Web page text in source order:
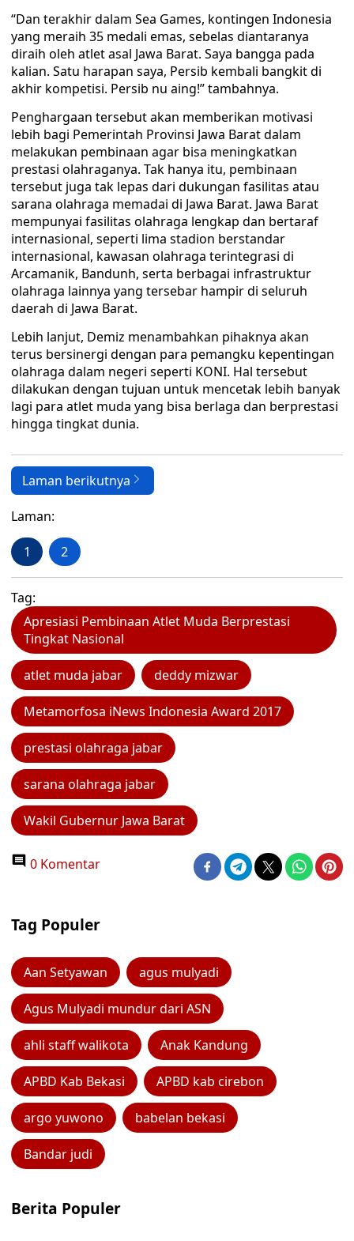
“Dan terakhir dalam Sea Games, kontingen Indonesia
yang meraih 35 medali emas, sebelas diantaranya
diraih oleh atlet asal Jawa Barat. Saya bangga pada
kalian. Satu harapan saya, Persib kembali bangkit di
akhir kompetisi. Persib nu aing!” tambahnya.
Penghargaan tersebut akan memberikan motivasi
lebih bagi Pemerintah Provinsi Jawa Barat dalam
melakukan pembinaan agar bisa meningkatkan
prestasi olahraganya. Tak hanya itu, pembinaan
tersebut juga tak lepas dari dukungan fasilitas atau
sarana olahraga memadai di Jawa Barat. Jawa Barat
mempunyai fasilitas olahraga lengkap dan bertaraf
internasional, seperti lima stadion berstandar
internasional, kawasan olahraga terintegrasi di
Arcamanik, Bandunh, serta berbagai infrastruktur
olahraga lainnya yang tersebar hampir di seluruh
daerah di Jawa Barat.
Lebih lanjut, Demiz menambahkan pihaknya akan
terus bersinergi dengan para pemangku kepentingan
olahraga dalam negeri seperti KONI. Hal tersebut
dilakukan dengan tujuan untuk mencetak lebih banyak
lagi para atlet muda yang bisa berlaga dan berprestasi
hingga tingkat dunia.
Laman berikutnya
Laman:
1 2
Tag:
Apresiasi Pembinaan Atlet Muda Berprestasi
Tingkat Nasional
atlet muda jabar deddy mizwar
Metamorfosa iNews Indonesia Award 2017
prestasi olahraga jabar
sarana olahraga jabar
Wakil Gubernur Jawa Barat
0 Komentar
Tag Populer
Aan Setyawan agus mulyadi
Agus Mulyadi mundur dari ASN
ahli staff walikota Anak Kandung
APBD Kab Bekasi APBD kab cirebon
argo yuwono babelan bekasi
Bandar judi
Berita Populer